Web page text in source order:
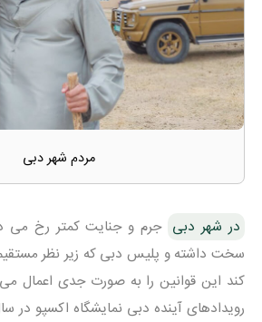
مردم شهر دبی
در شهر دبی جرم و جنایت کمتر رخ می
سخت داشته و پلیس دبی که زیر نظر
کند این قوانین را به صورت جدی اعمال